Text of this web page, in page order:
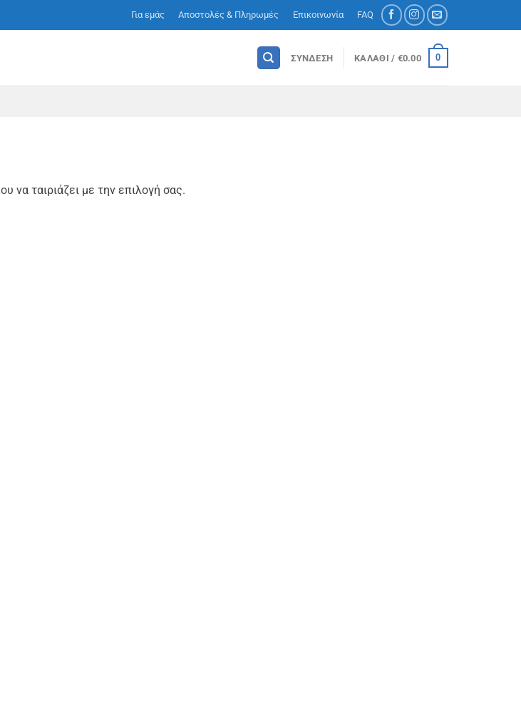
Για εμάς Αποστολές & Πληρωμές Επικοινωνία FAQ
ΣΎΝΔΕΣΗ ΚΑΛΆΘΙ / €0.00 0
να ταιριάζει με την επιλογή σας.